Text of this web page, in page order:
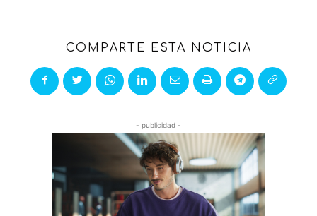
COMPARTE ESTA NOTICIA
- publicidad -